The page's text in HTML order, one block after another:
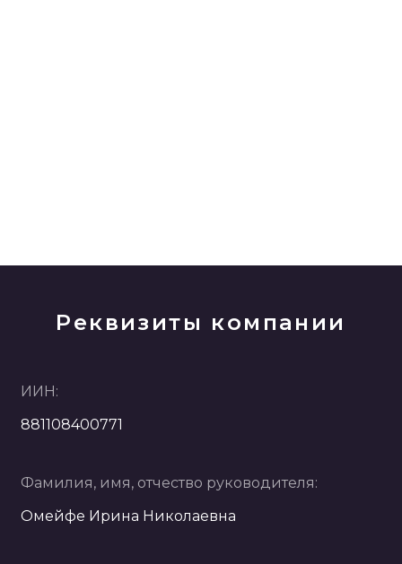
Реквизиты компании
ИИН:
881108400771
Фамилия, имя, отчество руководителя:
Омейфе Ирина Николаевна